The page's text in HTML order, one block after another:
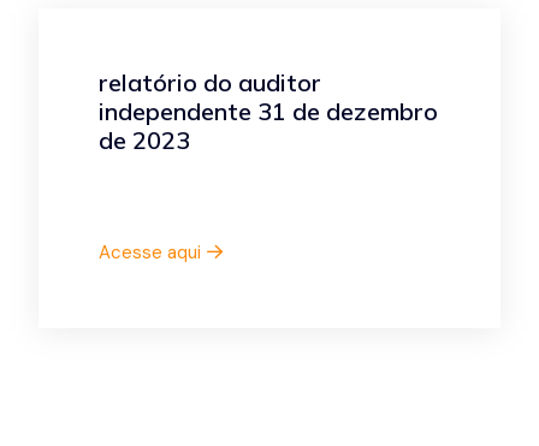
relatório do auditor
independente 31 de dezembro
de 2023
Acesse aqui